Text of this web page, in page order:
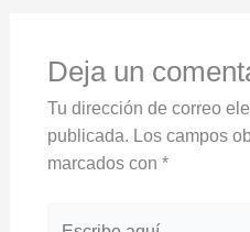
Deja un
Tu dirección de correo
publicada. Los campos
marcados con *